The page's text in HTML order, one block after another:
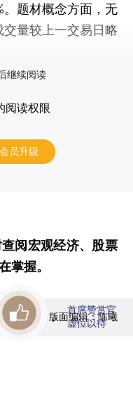
题材概念方面，无
交量较上一交易日略
继续阅读
阅读权限
员升级
查阅宏观经济、股票
掌握。
曹文姣 | 版面编辑：陈曦
首席赞赏官
虚位以待